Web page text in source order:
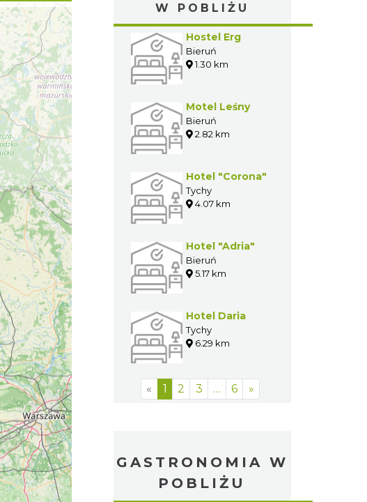
W POBLIŻU
Hostel Erg
Bieruń
1.30 km
Motel Leśny
Bieruń
2.82 km
Hotel "Corona"
Tychy
4.07 km
Hotel "Adria"
Bieruń
5.17 km
Hotel Daria
Tychy
6.29 km
« 1 2 3 … 6 »
GASTRONOMIA W
POBLIŻU